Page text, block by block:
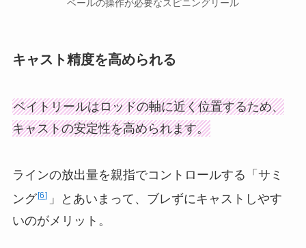
ベールの操作が必要なスピニングリール
キャスト精度を高められる
ベイトリールはロッドの軸に近く位置するため、
キャストの安定性を高められます。
ラインの放出量を親指でコントロールする「サミ
ング 6
」とあいまって、ブレずにキャストしやす
いのがメリット。